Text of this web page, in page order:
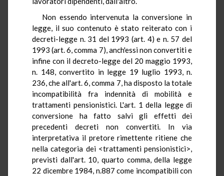
Non essendo intervenuta la conversione in
legge, il suo contenuto è stato reiterato con i
decreti-legge n. 31 del 1993 (art. 4) e n. 57 del
1993 (art. 6, comma 7), anch'essi non convertiti e
infine con il decreto-legge del 20 maggio 1993,
n. 148, convertito in legge 19 luglio 1993, n.
236, che all'art. 6, comma 7, ha disposto la totale
incompatibilità fra indennità di mobilità e
trattamenti pensionistici. L'art. 1 della legge di
conversione ha fatto salvi gli effetti dei
precedenti decreti non convertiti. In via
interpretativa il pretore rimettente ritiene che
nella categoria dei <trattamenti pensionistici>,
previsti dall'art. 10, quarto comma, della legge
22 dicembre 1984, n.887 come incompatibili con